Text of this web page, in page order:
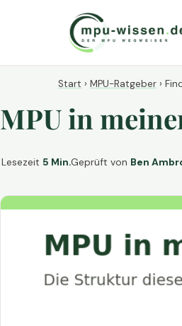
Start › MPU-Ratgeber ›
MPU in
Lesezeit 5 Min.Geprüft von Ben